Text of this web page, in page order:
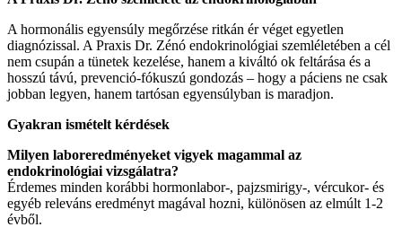
A hormonális egyensúly megőrzése ritkán ér véget egyetlen
diagnózissal. A Praxis Dr. Zénó endokrinológiai szemléletében a cél
nem csupán a tünetek kezelése, hanem a kiváltó ok feltárása és a
hosszú távú, prevenció-fókuszú gondozás – hogy a páciens ne csak
jobban legyen, hanem tartósan egyensúlyban is maradjon.
Gyakran ismételt kérdések
Milyen laboreredményeket vigyek magammal az
endokrinológiai vizsgálatra?
Érdemes minden korábbi hormonlabor-, pajzsmirigy-, vércukor- és
egyéb releváns eredményt magával hozni, különösen az elmúlt 1-2
évből.